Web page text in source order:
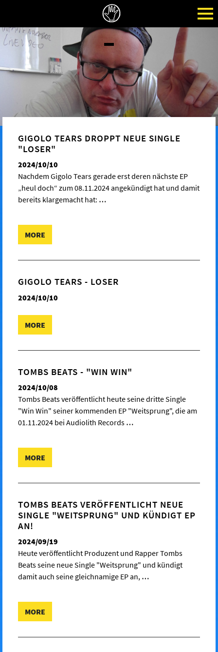
GIGOLO TEARS DROPPT NEUE SINGLE
"LOSER"
2024/10/10
Nachdem Gigolo Tears gerade erst deren nächste EP
„heul doch“ zum 08.11.2024 angekündigt hat und damit
bereits klargemacht hat: …
MORE
GIGOLO TEARS - LOSER
2024/10/10
MORE
TOMBS BEATS - "WIN WIN"
2024/10/08
Tombs Beats veröffentlicht heute seine dritte Single
"Win Win" seiner kommenden EP "Weitsprung", die am
01.11.2024 bei Audiolith Records …
MORE
TOMBS BEATS VERÖFFENTLICHT NEUE
SINGLE "WEITSPRUNG" UND KÜNDIGT EP
AN!
2024/09/19
Heute veröffentlicht Produzent und Rapper Tombs
Beats seine neue Single "Weitsprung" und kündigt
damit auch seine gleichnamige EP an, …
MORE